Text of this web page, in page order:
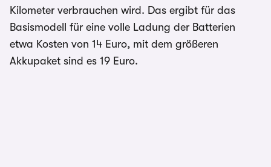
Kilometer verbrauchen wird. Das ergibt für das
Basismodell für eine volle Ladung der Batterien
etwa Kosten von 14 Euro, mit dem größeren
Akkupaket sind es 19 Euro.